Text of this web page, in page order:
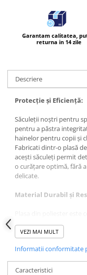
Garantam calitatea,
returna in 14 zile
Descriere
Protecție și Eficiență:
Săculeții noștri pentru
pentru a păstra
hainelor pentru copii și
Fabricati dintr-o plasă
acești săculeți permit
o curățare optimă, fără
delicate.
Material Durabil și
repetate, asigurând în
detergentului. Aceasta
Fermoar Sigur:
VEZI MAI MULT
Informatii conformitate
Caracteristici